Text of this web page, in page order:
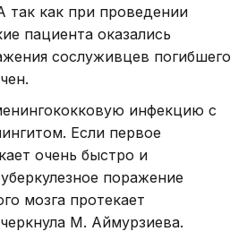
так как при проведении
пациента оказались
сослуживцев погибшего
инфекцию с
Если первое
очень быстро и
поражение
мозга протекает
М. Аймурзиева.